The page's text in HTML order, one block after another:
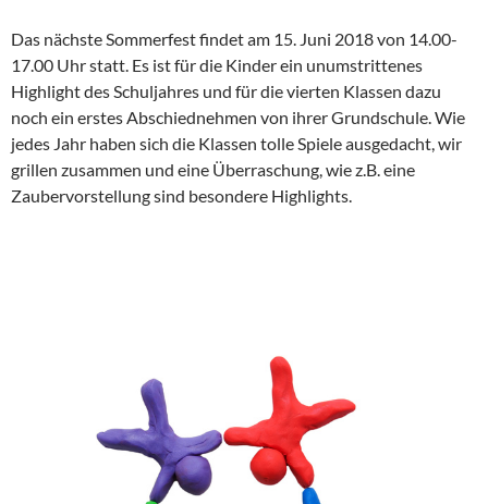
Das nächste Sommerfest findet am 15. Juni 2018 von 14.00-
17.00 Uhr statt. Es ist für die Kinder ein unumstrittenes
Highlight des Schuljahres und für die vierten Klassen dazu
noch ein erstes Abschiednehmen von ihrer Grundschule. Wie
jedes Jahr haben sich die Klassen tolle Spiele ausgedacht, wir
grillen zusammen und eine Überraschung, wie z.B. eine
Zaubervorstellung sind besondere Highlights.